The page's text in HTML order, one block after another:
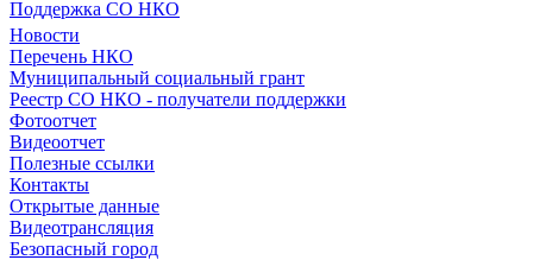
Поддержка СО НКО
Новости
Перечень НКО
Муниципальный социальный грант
Реестр СО НКО - получатели поддержки
Фотоотчет
Видеоотчет
Полезные ссылки
Контакты
Открытые данные
Видеотрансляция
Безопасный город